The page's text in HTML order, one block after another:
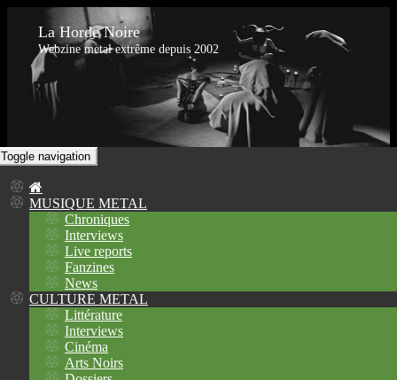
La Horde Noire
Webzine metal extrême depuis 2002
Toggle navigation
MUSIQUE METAL
Chroniques
Interviews
Live reports
Fanzines
News
CULTURE METAL
Littérature
Interviews
Cinéma
Arts Noirs